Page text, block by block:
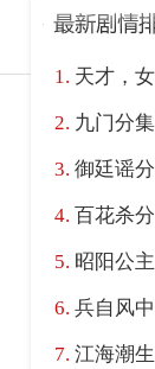
天才，女
九门分
御廷谣
百花杀
昭阳公主
兵自风中
江海潮生